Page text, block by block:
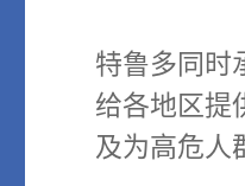
特鲁多同时
给各地区提
及为高危人